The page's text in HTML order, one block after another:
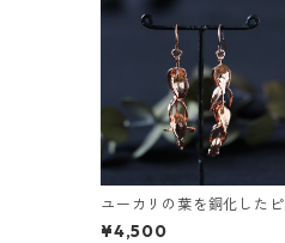
ユーカリの葉を銅化したピ
アス
¥4,500